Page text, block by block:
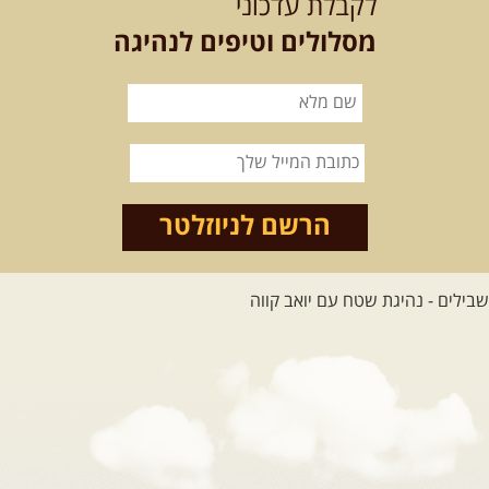
12-22.08.2026 - טיול ג'יפים קירגיסטאן – בעקבות הנוודים, דרך
26.08-02.09.2026 - גאורגיה, חבל סוונטי: מסע אל ארץ
המגדלים של הקווקז
הקווקז הגבוה מחכה לכם: נתיבי שטח מרהיבים, פסגות מושלגות, אירוח ...
- סוכות – טיול ג'יפים גאורגיה: שטח פראי, לב
בין רכס הקווקז הנמוך לגבוה, בין נהרות שוצפים למעברי הרים ...[המשך]
. הדרכות נהיגה
לקבלת עדכוני
מסלולים וטיפים לנהיגה
הרשם לניוזלטר